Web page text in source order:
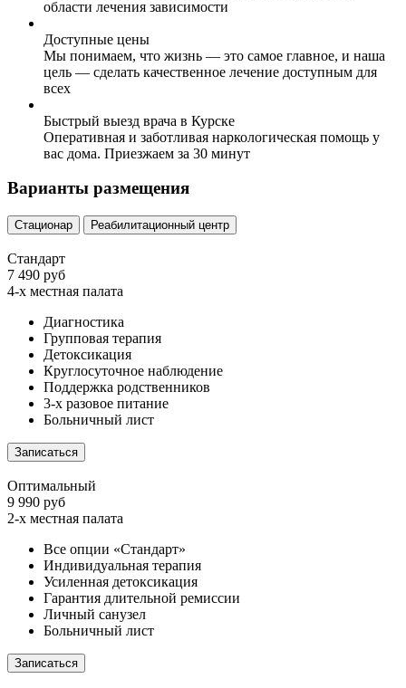
области лечения зависимости
Доступные цены
Мы понимаем, что жизнь — это самое главное, и наша
цель — сделать качественное лечение доступным для
всех
Быстрый выезд врача в Курске
Оперативная и заботливая наркологическая помощь у
вас дома. Приезжаем за 30 минут
Варианты размещения
Стационар Реабилитационный центр
Стандарт
7 490 руб
4-х местная палата
Диагностика
Групповая терапия
Детоксикация
Круглосуточное наблюдение
Поддержка родственников
3-х разовое питание
Больничный лист
Записаться
Оптимальный
9 990 руб
2-х местная палата
Все опции «Стандарт»
Индивидуальная терапия
Усиленная детоксикация
Гарантия длительной ремиссии
Личный санузел
Больничный лист
Записаться